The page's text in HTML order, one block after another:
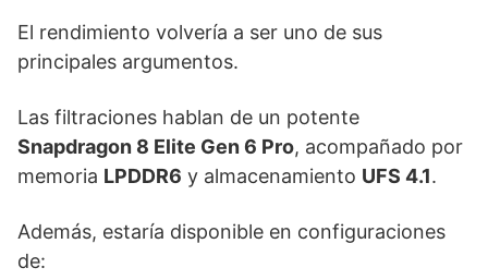
El rendimiento volvería a ser uno de sus
principales argumentos.
Las filtraciones hablan de un potente
Snapdragon 8 Elite Gen 6 Pro, acompañado por
memoria LPDDR6 y almacenamiento UFS 4.1.
Además, estaría disponible en configuraciones
de: